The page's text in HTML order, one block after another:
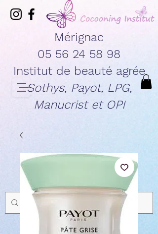
Mérignac
05 56 24 58 98
Institut de beauté agrée
Sothys, Payot, LPG,
Manucrist et OPI